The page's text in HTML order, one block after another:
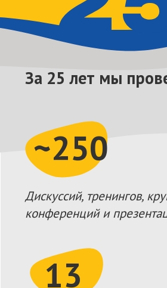
Исследований
>2000
Публикаций на молодежную
>30 000
Молодых людей прошли обучение и
стажировки